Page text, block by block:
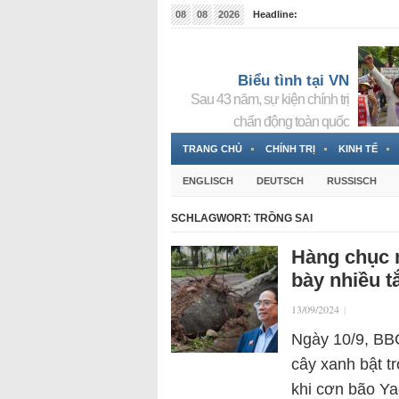
08 08 2026
Headline:
Biểu tình tại VN
Sau 43 năm, sự kiện chính trị
chấn động toàn quốc
TRANG CHỦ CHÍNH TRỊ KINH TẾ
ENGLISCH DEUTSCH RUSSISCH
SCHLAGWORT: TRỒNG SAI
Hàng chục
bày nhiều
13/09/2024 |
Ngày 10/9,
cây xanh bật
khi cơn bão